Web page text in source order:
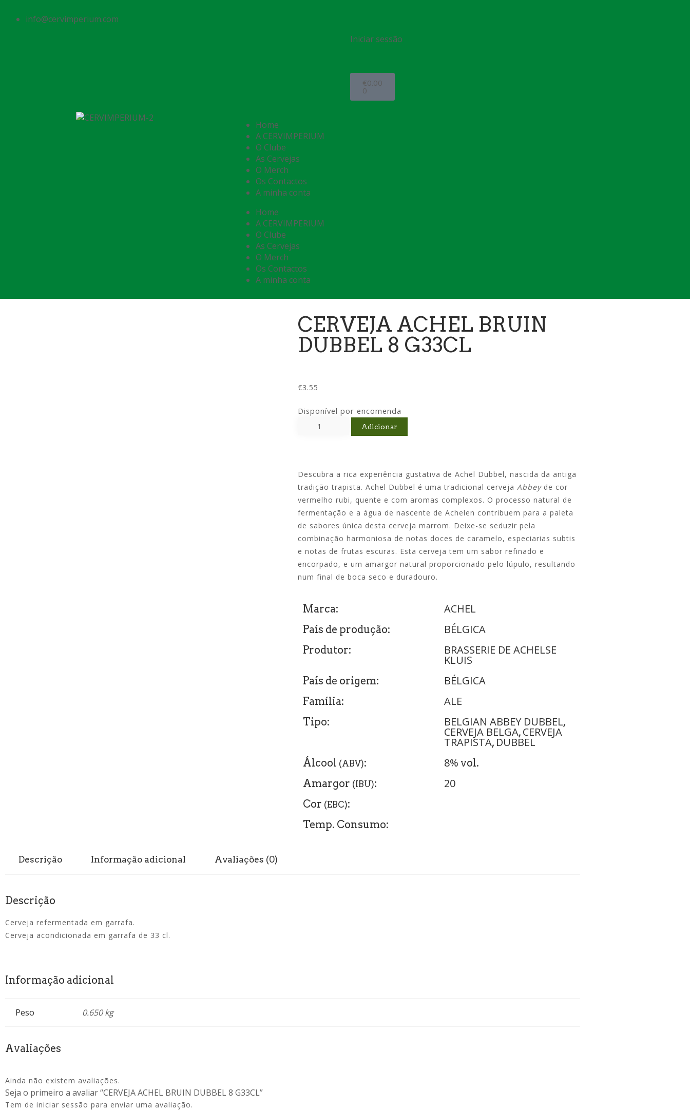
info@cervimperium.com
Iniciar sessão
€0.00
0
Home
A CERVIMPERIUM
O Clube
As Cervejas
O Merch
Os Contactos
A minha conta
Home
A CERVIMPERIUM
O Clube
As Cervejas
O Merch
Os Contactos
A minha conta
CERVEJA ACHEL BRUIN
DUBBEL 8 G33CL
€3.55
Disponível por encomenda
Adicionar
Descubra a rica experiência gustativa de Achel Dubbel, nascida da antiga
tradição trapista. Achel Dubbel é uma tradicional cerveja Abbeyde cor
vermelho rubi, quente e com aromas complexos. O processo natural de
fermentação e a água de nascente de Achelen contribuem para a paleta
de sabores única desta cerveja marrom. Deixe-se seduzir pela
combinação harmoniosa de notas doces de caramelo, especiarias subtis
e notas de frutas escuras. Esta cerveja tem um sabor refinado e
encorpado, e um amargor natural proporcionado pelo lúpulo, resultando
num final de boca seco e duradouro.
Marca: ACHEL
País de produção: BÉLGICA
Produtor: BRASSERIE DE ACHELSE
KLUIS
País de origem: BÉLGICA
Família: ALE
Tipo: BELGIAN ABBEY DUBBEL,
CERVEJA BELGA, CERVEJA
TRAPISTA, DUBBEL
Álcool (ABV): 8% vol.
Amargor (IBU): 20
Cor (EBC):
Temp. Consumo:
Descrição Informação adicional Avaliações (0)
Descrição
Cerveja refermentada em garrafa.
Cerveja acondicionada em garrafa de 33 cl.
Informação adicional
Peso 0.650 kg
Avaliações
Ainda não existem avaliações.
Seja o primeiro a avaliar “CERVEJA ACHEL BRUIN DUBBEL 8 G33CL”
Tem de iniciar sessão para enviar uma avaliação.